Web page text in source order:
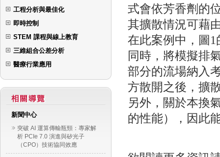
工程分析與最佳化
即時控制
STEM 課程與線上教育
三維組合公差分析
醫療行業應用
新聞中心
突破 AI 運算傳輸瓶頸：專家解
析 PCIe 7.0 演進與矽光子
（CPO）技術協同效應
式會依芳香劑的
其擴散情況可藉
在此案例中，圖
同時，將模擬排
部分的流場納入
方散開之後，擴
另外，關於本換
的性能），因此